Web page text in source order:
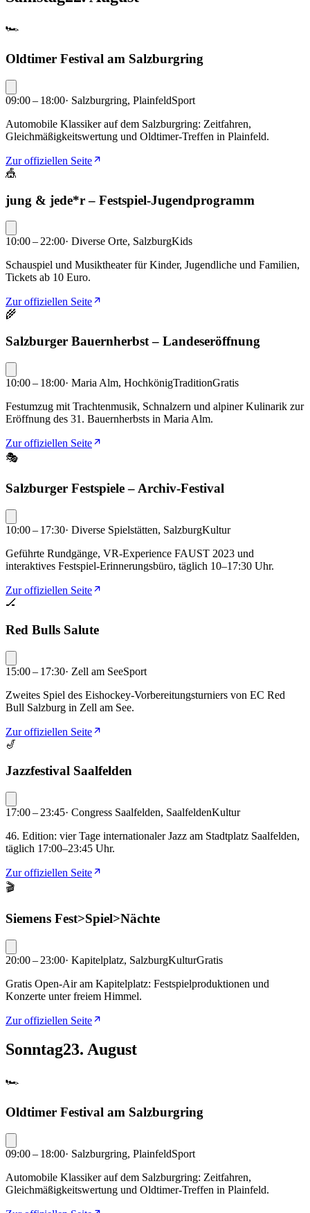
🏎️
Oldtimer Festival am Salzburgring
09:00 – 18:00· Salzburgring, PlainfeldSport
Automobile Klassiker auf dem Salzburgring: Zeitfahren,
Gleichmäßigkeitswertung und Oldtimer-Treffen in Plainfeld.
Zur offiziellen Seite
🎪
jung & jede*r – Festspiel-Jugendprogramm
10:00 – 22:00· Diverse Orte, SalzburgKids
Schauspiel und Musiktheater für Kinder, Jugendliche und Familien,
Tickets ab 10 Euro.
Zur offiziellen Seite
🌾
Salzburger Bauernherbst – Landeseröffnung
10:00 – 18:00· Maria Alm, HochkönigTraditionGratis
Festumzug mit Trachtenmusik, Schnalzern und alpiner Kulinarik zur
Eröffnung des 31. Bauernherbsts in Maria Alm.
Zur offiziellen Seite
🎭
Salzburger Festspiele – Archiv-Festival
10:00 – 17:30· Diverse Spielstätten, SalzburgKultur
Geführte Rundgänge, VR-Experience FAUST 2023 und
interaktives Festspiel-Erinnerungsbüro, täglich 10–17:30 Uhr.
Zur offiziellen Seite
🏒
Red Bulls Salute
15:00 – 17:30· Zell am SeeSport
Zweites Spiel des Eishockey-Vorbereitungsturniers von EC Red
Bull Salzburg in Zell am See.
Zur offiziellen Seite
🎷
Jazzfestival Saalfelden
17:00 – 23:45· Congress Saalfelden, SaalfeldenKultur
46. Edition: vier Tage internationaler Jazz am Stadtplatz Saalfelden,
täglich 17:00–23:45 Uhr.
Zur offiziellen Seite
🎬
Siemens Fest>Spiel>Nächte
20:00 – 23:00· Kapitelplatz, SalzburgKulturGratis
Gratis Open-Air am Kapitelplatz: Festspielproduktionen und
Konzerte unter freiem Himmel.
Zur offiziellen Seite
Sonntag23. August
🏎️
Oldtimer Festival am Salzburgring
09:00 – 18:00· Salzburgring, PlainfeldSport
Automobile Klassiker auf dem Salzburgring: Zeitfahren,
Gleichmäßigkeitswertung und Oldtimer-Treffen in Plainfeld.